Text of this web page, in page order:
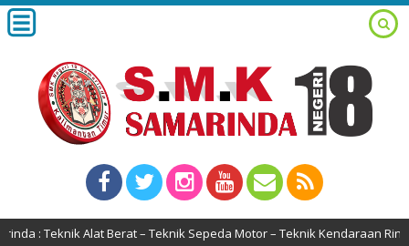
– Teknik Sepeda Motor – Teknik Kendaraan Ringan – Desain